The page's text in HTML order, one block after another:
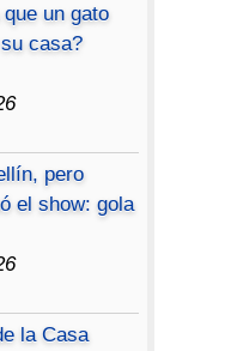
un gato
casa?
pero
el show: gola
la Casa